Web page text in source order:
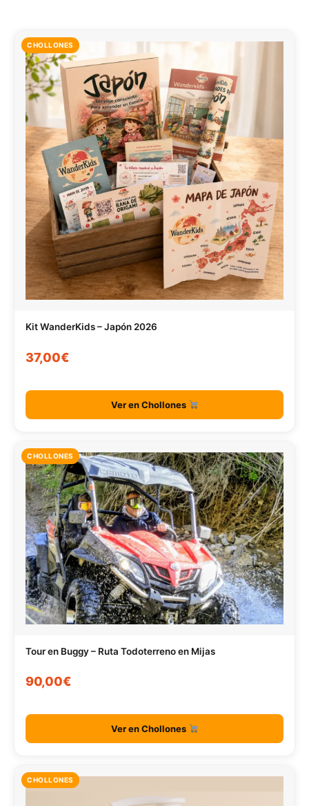
CHOLLONES
Kit WanderKids – Japón 2026
37,00€
Ver en Chollones
CHOLLONES
Tour en Buggy – Ruta Todoterreno en Mijas
90,00€
Ver en Chollones
CHOLLONES